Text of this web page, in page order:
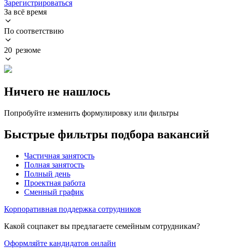
Зарегистрироваться
За всё время
По соответствию
20 резюме
Ничего не нашлось
Попробуйте изменить формулировку или фильтры
Быстрые фильтры подбора вакансий
Частичная занятость
Полная занятость
Полный день
Проектная работа
Сменный график
Корпоративная поддержка сотрудников
Какой соцпакет вы предлагаете семейным сотрудникам?
Оформляйте кандидатов онлайн